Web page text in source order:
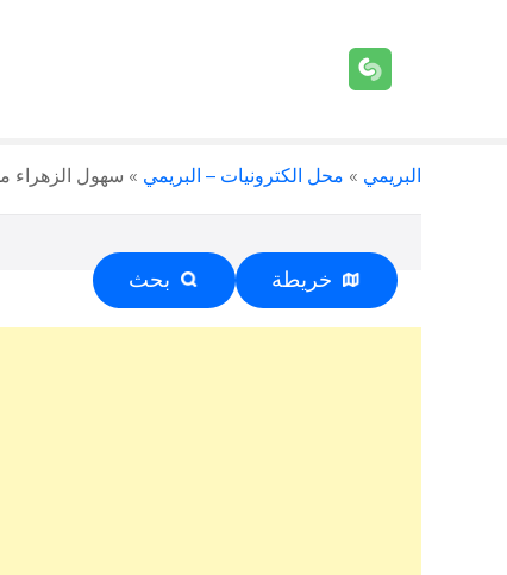
البريمي » محل الكترونيات – البريمي » سهول الزهراء
خريطة بحث